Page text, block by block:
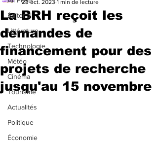
Éditorial
Littérature
Technologie
Météo
Cinéma
Tourisme
Actualités
Politique
Économie
La BRH reçoit les
demandes de
financement pour des
projets de recherche
jusqu'au 15 novembre
23 oct. 2023 1 min de lecture